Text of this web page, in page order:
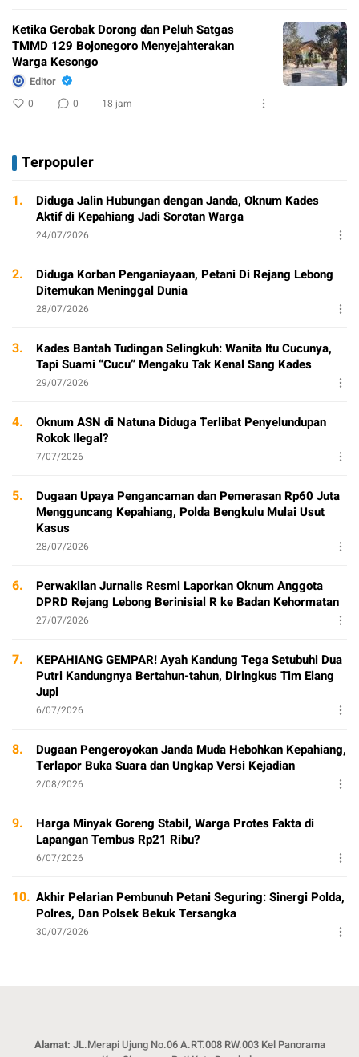
Ketika Gerobak Dorong dan Peluh Satgas
TMMD 129 Bojonegoro Menyejahterakan
Warga Kesongo
Editor
0 0 18 jam
Terpopuler
1.
Diduga Jalin Hubungan dengan Janda, Oknum Kades
Aktif di Kepahiang Jadi Sorotan Warga
24/07/2026
2.
Diduga Korban Penganiayaan, Petani Di Rejang Lebong
Ditemukan Meninggal Dunia
28/07/2026
3.
Kades Bantah Tudingan Selingkuh: Wanita Itu Cucunya,
Tapi Suami “Cucu” Mengaku Tak Kenal Sang Kades
29/07/2026
4.
Oknum ASN di Natuna Diduga Terlibat Penyelundupan
Rokok Ilegal?
7/07/2026
5.
Dugaan Upaya Pengancaman dan Pemerasan Rp60 Juta
Mengguncang Kepahiang, Polda Bengkulu Mulai Usut
Kasus
28/07/2026
6.
Perwakilan Jurnalis Resmi Laporkan Oknum Anggota
DPRD Rejang Lebong Berinisial R ke Badan Kehormatan
27/07/2026
7.
KEPAHIANG GEMPAR! Ayah Kandung Tega Setubuhi Dua
Putri Kandungnya Bertahun-tahun, Diringkus Tim Elang
Jupi
6/07/2026
8.
Dugaan Pengeroyokan Janda Muda Hebohkan Kepahiang,
Terlapor Buka Suara dan Ungkap Versi Kejadian
2/08/2026
9.
Harga Minyak Goreng Stabil, Warga Protes Fakta di
Lapangan Tembus Rp21 Ribu?
6/07/2026
10. Akhir Pelarian Pembunuh Petani Seguring: Sinergi Polda,
Polres, Dan Polsek Bekuk Tersangka
30/07/2026
Alamat: JL.Merapi Ujung No.06 A.RT.008 RW.003 Kel Panorama